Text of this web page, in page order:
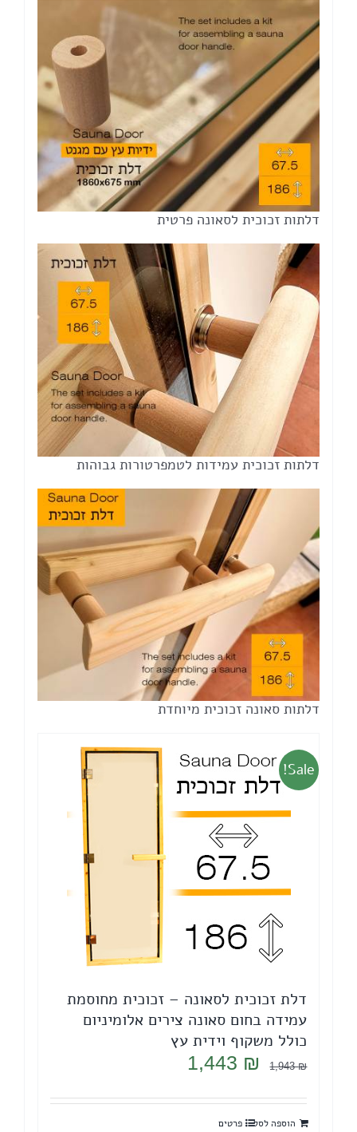
דלתות זכוכית לסאונה פרטית
דלתות זכוכית עמידות לטמפרטורות גבוהות
דלתות סאונה זכוכית מיוחדת
Sale!
דלת זכוכית לסאונה – זכוכית מחוסמת
עמידה בחום סאונה צירים אלומיניום
כולל משקוף וידית עץ
1,943₪
המחיר
היה:
1,443 ₪
הוא:
הוספה לסל פרטים